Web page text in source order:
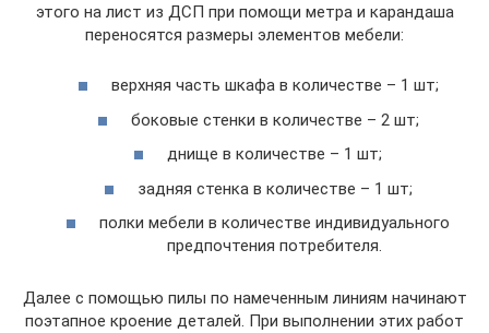
этого на лист из ДСП при помощи метра и карандаша
переносятся размеры элементов мебели:
верхняя часть шкафа в количестве – 1 шт;
боковые стенки в количестве – 2 шт;
днище в количестве – 1 шт;
задняя стенка в количестве – 1 шт;
полки мебели в количестве индивидуального
предпочтения потребителя.
Далее с помощью пилы по намеченным линиям начинают
поэтапное кроение деталей. При выполнении этих работ